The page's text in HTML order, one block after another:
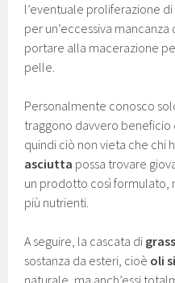
l’eventuale proliferazione
per un’eccessiva
portare alla macerazione
pelle.
Personalmente conosco
traggono davvero
quindi ciò non vieta che chi
asciutta possa trovare
un prodotto così formulato,
più nutrienti.
A seguire, la cascata di
sostanza da esteri, cioè oli
naturale, ma anch’essi